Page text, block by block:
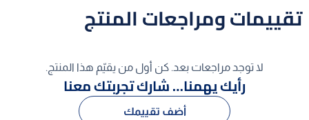
تقييمات ومراجعات المنتج
لا توجد مراجعات بعد. كن أول من يقيّم هذا المنتج.
رأيك يهمنا… شارك تجربتك معنا
أضف تقييمك